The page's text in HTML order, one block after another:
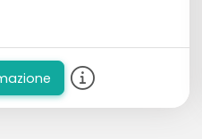
sempre lo stesso tipo